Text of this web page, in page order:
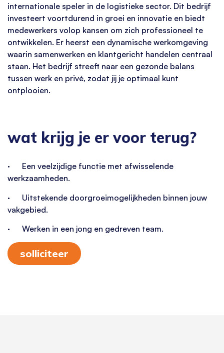
internationale speler in de logistieke sector. Dit bedrijf
investeert voortdurend in groei en innovatie en biedt
medewerkers volop kansen om zich professioneel te
ontwikkelen. Er heerst een dynamische werkomgeving
waarin samenwerken en klantgericht handelen centraal
staan. Het bedrijf streeft naar een gezonde balans
tussen werk en privé, zodat jij je optimaal kunt
ontplooien.
wat krijg je er voor terug?
· Een veelzijdige functie met afwisselende
werkzaamheden.
· Uitstekende doorgroeimogelijkheden binnen jouw
vakgebied.
· Werken in een jong en gedreven team.
solliciteer